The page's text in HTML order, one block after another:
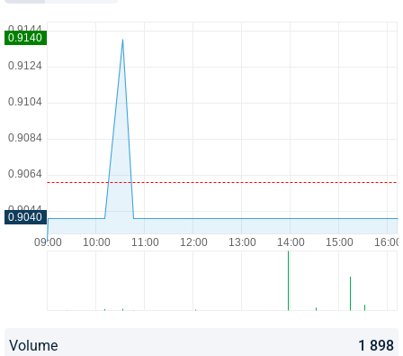
Volume 1 898